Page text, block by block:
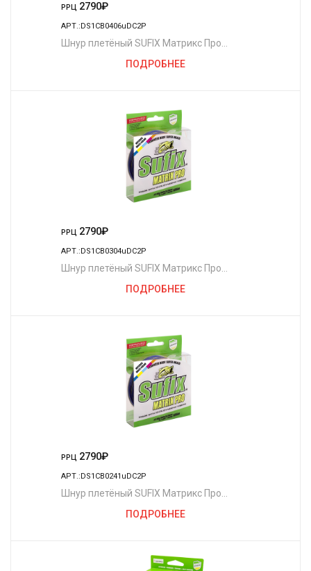
РРЦ 2790₽
АРТ.:DS1CB0406uDC2P
Шнур плетёный SUFIX Матрикс Про
ПОДРОБНЕЕ
РРЦ 2790₽
АРТ.:DS1CB0304uDC2P
Шнур плетёный SUFIX Матрикс Про
ПОДРОБНЕЕ
РРЦ 2790₽
АРТ.:DS1CB0241uDC2P
Шнур плетёный SUFIX Матрикс Про
ПОДРОБНЕЕ